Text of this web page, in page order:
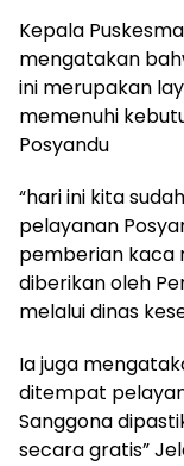
Kepala
mengatakan
ini merupakan
memenuhi
Posyandu
“hari ini kita
pelayanan
pemberian kaca
diberikan oleh
melalui dinas
Ia juga
ditempat
Sanggona
secara gratis”